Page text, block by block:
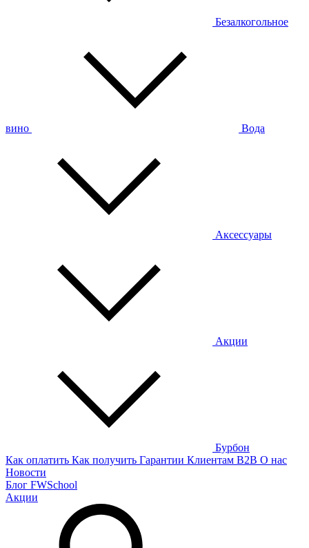
Безалкогольное
вино Вода
Аксессуары
Акции
Бурбон
Как оплатить Как получить Гарантии Клиентам B2B О нас
Новости
Блог FWSchool
Акции